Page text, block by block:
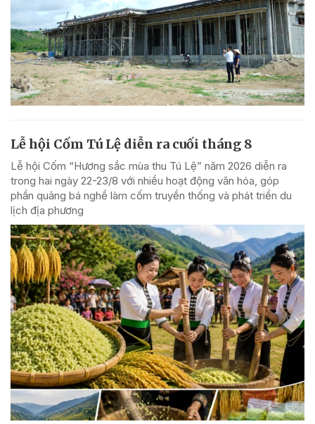
Lễ hội Cốm Tú Lệ diễn ra cuối tháng 8
Lễ hội Cốm “Hương sắc mùa thu Tú Lệ” năm 2026 diễn ra
trong hai ngày 22-23/8 với nhiều hoạt động văn hóa, góp
phần quảng bá nghề làm cốm truyền thống và phát triển du
lịch địa phương